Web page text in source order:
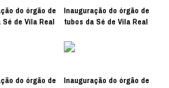
do órgão de
Sé de Vila Real
Inauguração do órgão de
tubos da Sé de Vila Real
do órgão de
Inauguração do órgão de